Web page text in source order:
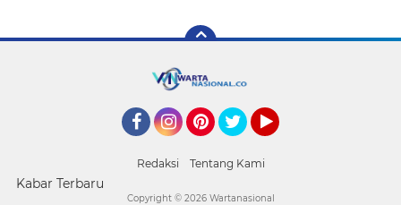
Redaksi Tentang Kami
Kabar Terbaru
Copyright © 2026 Wartanasional